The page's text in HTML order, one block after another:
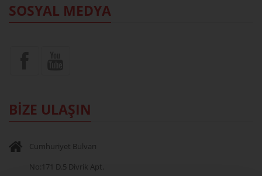
SOSYAL MEDYA
BİZE ULAŞIN
Cumhuriyet Bulvarı
No:171 D.5 Divrik Apt.